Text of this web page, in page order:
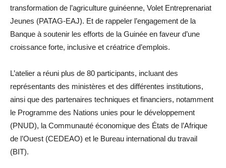
transformation de l’agriculture guinéenne, Volet Entreprenariat
Jeunes (PATAG-EAJ). Et de rappeler l’engagement de la
Banque à soutenir les efforts de la Guinée en faveur d’une
croissance forte, inclusive et créatrice d’emplois.
L’atelier a réuni plus de 80 participants, incluant des
représentants des ministères et des différentes institutions,
ainsi que des partenaires techniques et financiers, notamment
le Programme des Nations unies pour le développement
(PNUD), la Communauté économique des États de l’Afrique
de l’Ouest (CEDEAO) et le Bureau international du travail
(BIT).